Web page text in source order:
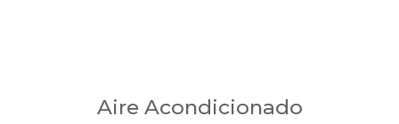
Aire Acondicionado